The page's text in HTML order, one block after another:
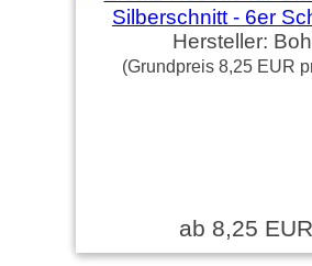
Hersteller:
(Grundpreis 8,25 EUR
ab 8,25